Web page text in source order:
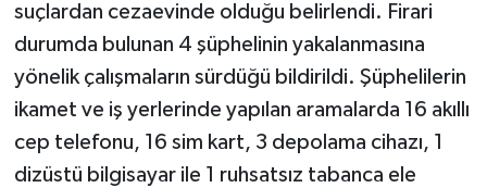
suçlardan cezaevinde olduğu belirlendi. Firari
durumda bulunan 4 şüphelinin yakalanmasına
yönelik çalışmaların sürdüğü bildirildi. Şüphelilerin
ikamet ve iş yerlerinde yapılan aramalarda 16 akıllı
cep telefonu, 16 sim kart, 3 depolama cihazı, 1
dizüstü bilgisayar ile 1 ruhsatsız tabanca ele